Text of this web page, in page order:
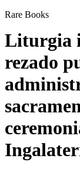
Rare Books
Liturgia
rezado